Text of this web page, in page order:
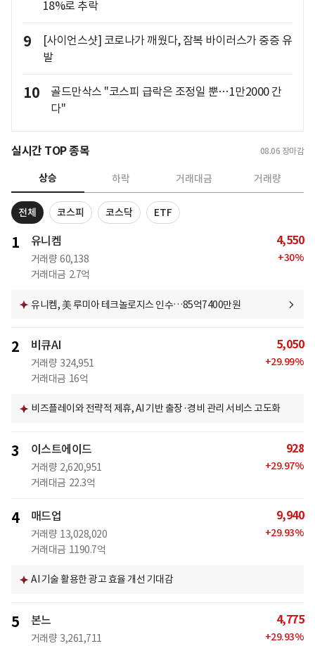
18%로 추락
9
[사이언스샷] 코로나가 깨웠다, 잠복 바이러스가 중증 유
발
10
골드만삭스 "코스피 급락은 조정일 뿐…1만2000 간
다"
실시간 TOP 종목 08.06 장마감
상승 하락 거래대금 거래량
전체 코스피 코스닥 ETF
1 유니켐
거래량 60,138
거래대금 2.7억
4,550
+30%
유니켐, 美 루미아 테크놀로지스 인수…85억7400만원
2 비큐AI
거래량 324,951
거래대금 16억
5,050
+29.99%
비즈플레이와 전략적 제휴, AI 기반 출장·경비 관리 서비스 고도화
3 이스트에이드
거래량 2,620,951
거래대금 22.3억
928
+29.97%
4 매드업
거래량 13,028,020
거래대금 1190.7억
9,940
+29.93%
AI 기술 활용한 광고 효율 개선 기대감
5 본느
거래량 3,261,711
4,775
+29.93%